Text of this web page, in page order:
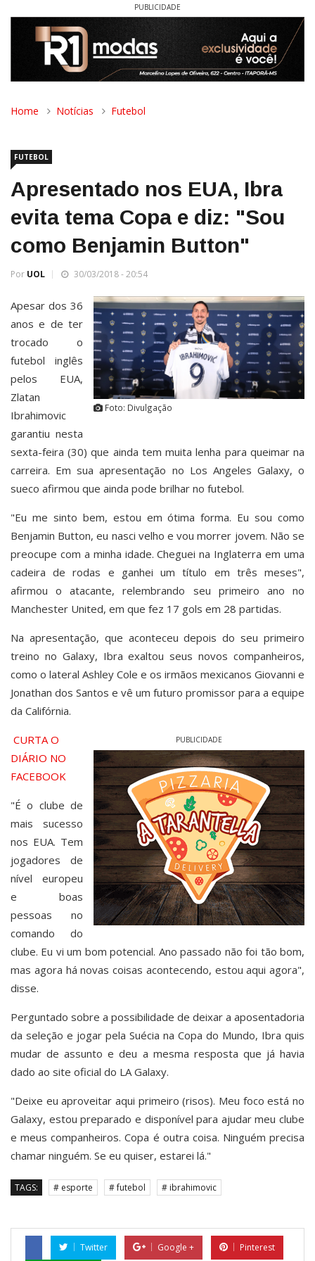
PUBLICIDADE
Home Notícias Futebol
FUTEBOL
Apresentado nos EUA, Ibra
evita tema Copa e diz: "Sou
como Benjamin Button"
Por UOL 30/03/2018 - 20:54
Foto: Divulgação
Apesar dos 36
anos e de ter
trocado o
futebol inglês
pelos EUA,
Zlatan
Ibrahimovic
garantiu nesta
sexta-feira (30) que ainda tem muita lenha para queimar na
carreira. Em sua apresentação no Los Angeles Galaxy, o
sueco afirmou que ainda pode brilhar no futebol.
"Eu me sinto bem, estou em ótima forma. Eu sou como
Benjamin Button, eu nasci velho e vou morrer jovem. Não se
preocupe com a minha idade. Cheguei na Inglaterra em uma
cadeira de rodas e ganhei um título em três meses",
afirmou o atacante, relembrando seu primeiro ano no
Manchester United, em que fez 17 gols em 28 partidas.
Na apresentação, que aconteceu depois do seu primeiro
treino no Galaxy, Ibra exaltou seus novos companheiros,
como o lateral Ashley Cole e os irmãos mexicanos Giovanni e
Jonathan dos Santos e vê um futuro promissor para a equipe
da Califórnia.
PUBLICIDADE
CURTA O
DIÁRIO NO
FACEBOOK
"É o clube de
mais sucesso
nos EUA. Tem
jogadores de
nível europeu
e boas
pessoas no
comando do
clube. Eu vi um bom potencial. Ano passado não foi tão bom,
mas agora há novas coisas acontecendo, estou aqui agora",
disse.
Perguntado sobre a possibilidade de deixar a aposentadoria
da seleção e jogar pela Suécia na Copa do Mundo, Ibra quis
mudar de assunto e deu a mesma resposta que já havia
dado ao site oficial do LA Galaxy.
"Deixe eu aproveitar aqui primeiro (risos). Meu foco está no
Galaxy, estou preparado e disponível para ajudar meu clube
e meus companheiros. Copa é outra coisa. Ninguém precisa
chamar ninguém. Se eu quiser, estarei lá."
TAGS: # esporte # futebol # ibrahimovic
Twitter Google + Pinterest